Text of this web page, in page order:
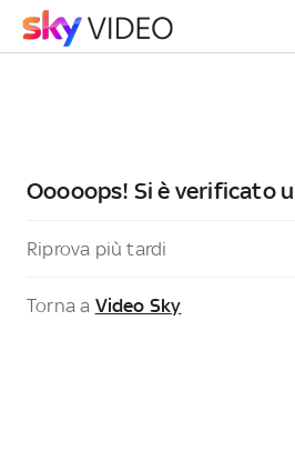
Ooooops! Si è verificato
Riprova più tardi
Torna a Video Sky